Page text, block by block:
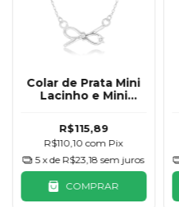
Colar de Prata Mini
Lacinho e Mini
R$115,89
R$110,10com Pix
5 x de R$23,18 sem juros
COMPRAR